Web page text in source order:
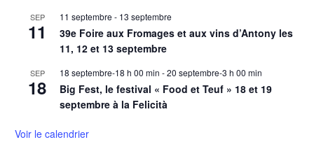
SEP
11
11 septembre - 13 septembre
39e Foire aux Fromages et aux vins d’Antony les
11, 12 et 13 septembre
SEP
18
18 septembre-18 h 00 min -20 septembre-3 h 00 min
Big Fest, le festival « Food et Teuf » 18 et 19
septembre à la Felicità
Voir le calendrier